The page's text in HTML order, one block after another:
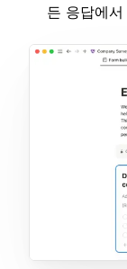
든 응답에